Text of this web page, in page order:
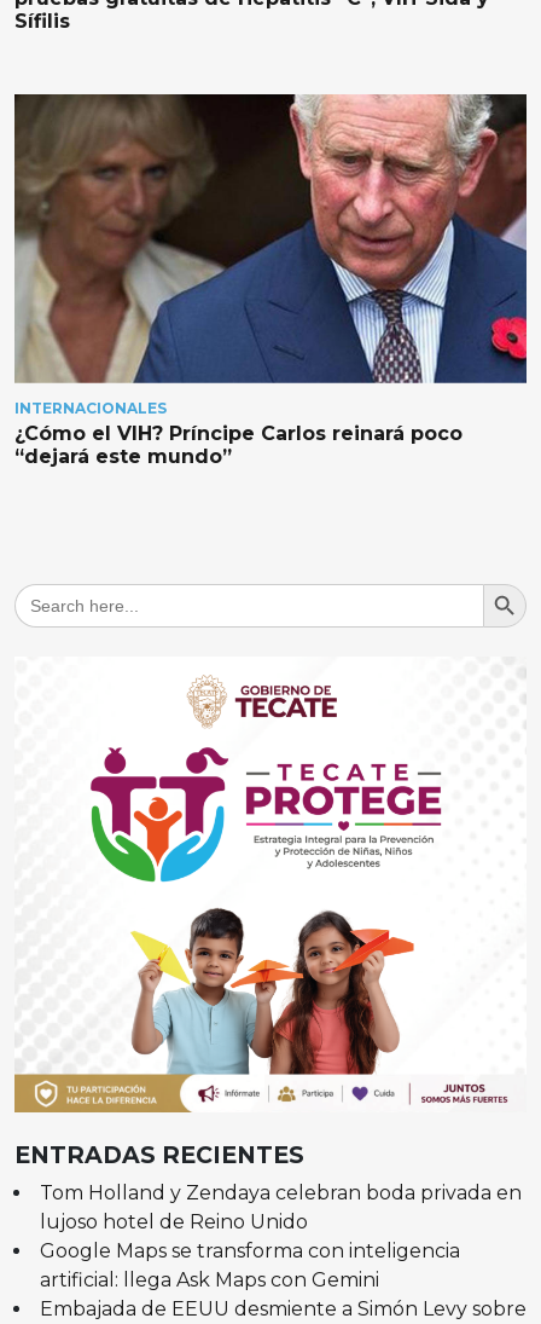
Sífilis
INTERNACIONALES
¿Cómo el VIH? Príncipe Carlos reinará poco
“dejará este mundo”
Search
for:
Search
ENTRADAS RECIENTES
Tom Holland y Zendaya celebran boda privada en
lujoso hotel de Reino Unido
Google Maps se transforma con inteligencia
artificial: llega Ask Maps con Gemini
Embajada de EEUU desmiente a Simón Levy sobre